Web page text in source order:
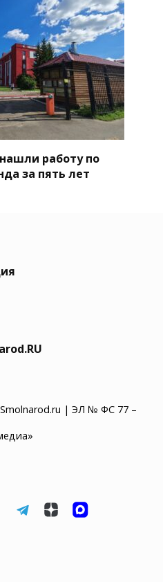
работу по
за пять лет
| ЭЛ № ФС 77 –